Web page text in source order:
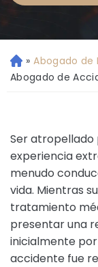
Ini
ci
» Abogado de
Abogado de
Ser atropellado
experiencia
menudo
vida. Mientras
tratamiento
presentar una
inicialmente
accidente fue